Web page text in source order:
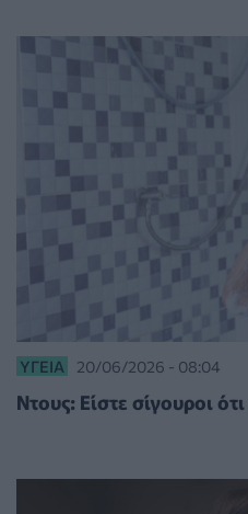
ΥΓΕΊΑ 20/06/2026 - 08:04
Ντους: Είστε σίγουροι